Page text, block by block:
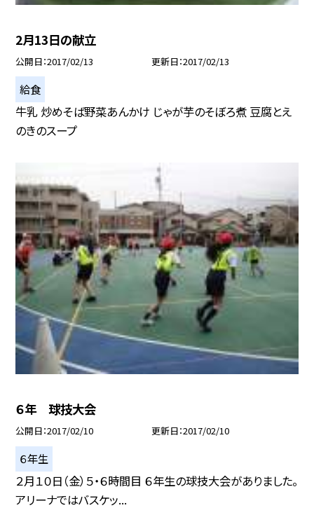
2月13日の献立
公開日 2017/02/13 更新日 2017/02/13
給食
牛乳 炒めそば野菜あんかけ じゃが芋のそぼろ煮 豆腐とえ
のきのスープ
６年 球技大会
公開日 2017/02/10 更新日 2017/02/10
６年生
２月１０日（金）５・６時間目 ６年生の球技大会がありました。
アリーナではバスケッ...